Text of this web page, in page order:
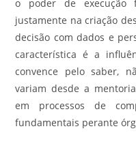
o poder de execução
justamente na criação
decisão com dados e
característica é a
convence pelo saber,
variam desde a
em processos de
fundamentais perante